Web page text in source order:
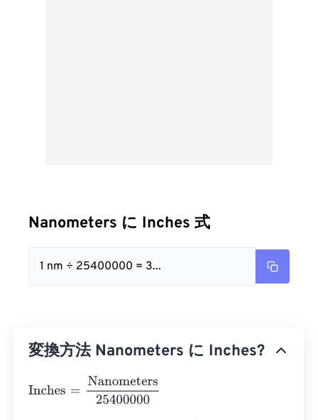
Nanometers に Inches 式
1 nm ÷ 25400000 = 3...
変換方法 Nanometers に Inches?
Inches Nanometers25400000